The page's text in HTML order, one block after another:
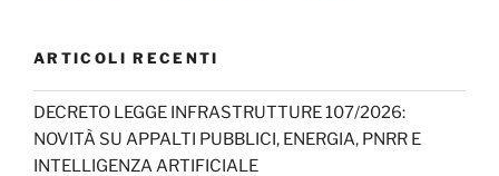
c
e
b
o
a
gr
a
m
T
o
k
k
e
dI
n
er
T
u
b
ARTICOLI RECENTI
DECRETO LEGGE INFRASTRUTTURE 107/2026:
NOVITÀ SU APPALTI PUBBLICI, ENERGIA, PNRR E
INTELLIGENZA ARTIFICIALE